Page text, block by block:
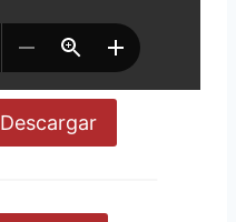
Descargar